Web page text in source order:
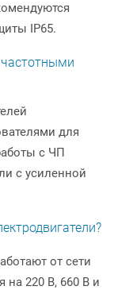
IP65.
для
с ЧП
с усиленной
от сети
на 220 В, 660 В и